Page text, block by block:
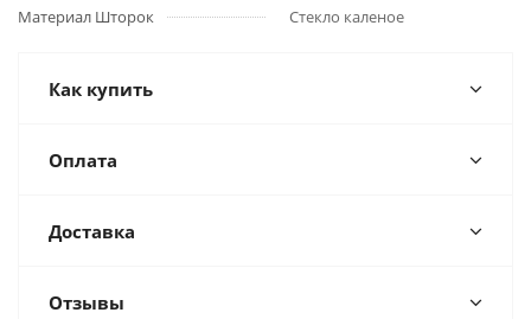
Материал Шторок
Стекло каленое
Как купить
Оплата
Доставка
Отзывы